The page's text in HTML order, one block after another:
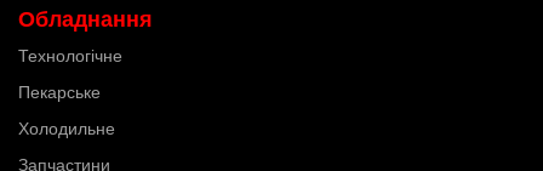
Обладнання
Технологічне
Пекарське
Холодильне
Запчастини